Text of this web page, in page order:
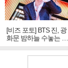
[비즈 포토] BTS 진, 광
화문 밤하늘 수놓는 '비
주얼 킹'의 열창